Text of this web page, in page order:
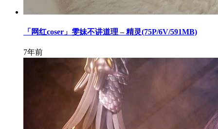
「网红coser」雯妹不讲道理 – 精灵(75P/6V/591MB)
7年前